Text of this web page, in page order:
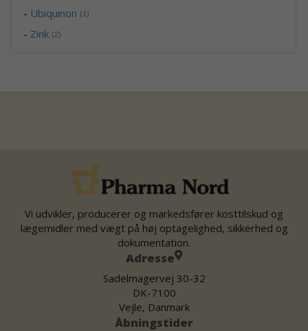
- Ubiquinon (1)
- Zink (2)
Vi udvikler, producerer og markedsfører kosttilskud og
lægemidler med vægt på høj optagelighed, sikkerhed og
dokumentation.
Adresse
Sadelmagervej 30-32
DK-7100
Vejle, Danmark
Åbningstider